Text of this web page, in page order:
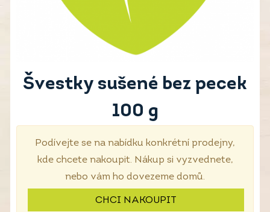
Švestky sušené bez pecek
100 g
Podívejte se na nabídku konkrétní prodejny,
kde chcete nakoupit. Nákup si vyzvednete,
nebo vám ho dovezeme domů.
CHCI NAKOUPIT